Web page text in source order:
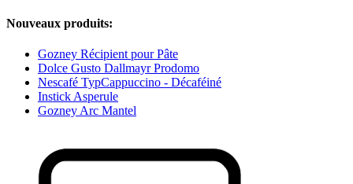
Nouveaux produits:
Gozney Récipient pour Pâte
Dolce Gusto Dallmayr Prodomo
Nescafé TypCappuccino - Décaféiné
Instick Asperule
Gozney Arc Mantel